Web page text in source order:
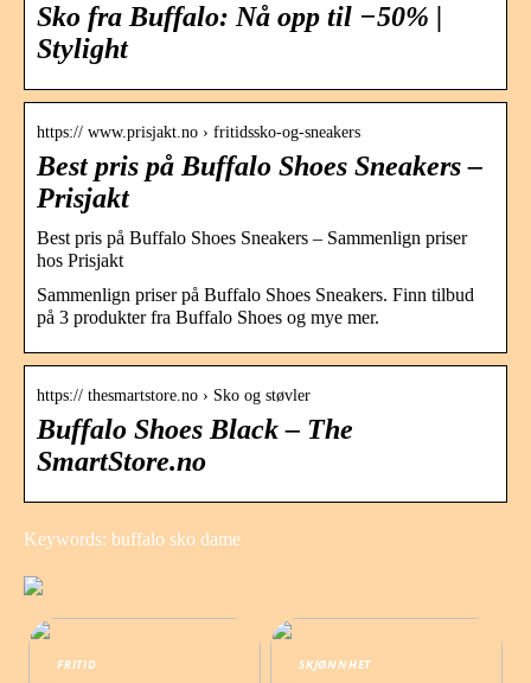
Sko fra Buffalo: Nå opp til −50% |
Stylight
https:// www.prisjakt.no › fritidssko-og-sneakers
Best pris på Buffalo Shoes Sneakers –
Prisjakt
Best pris på Buffalo Shoes Sneakers – Sammenlign priser
hos Prisjakt
Sammenlign priser på Buffalo Shoes Sneakers. Finn tilbud
på 3 produkter fra Buffalo Shoes og mye mer.
https:// thesmartstore.no › Sko og støvler
Buffalo Shoes Black – The
SmartStore.no
Keywords: buffalo sko dame
FRITID SKJØNNHET